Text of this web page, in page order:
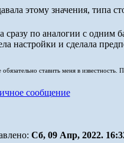
этому значения, типа
сразу по аналогии с
настройки и сделала
ставить меня в известность.
Сб, 09 Апр, 2022.